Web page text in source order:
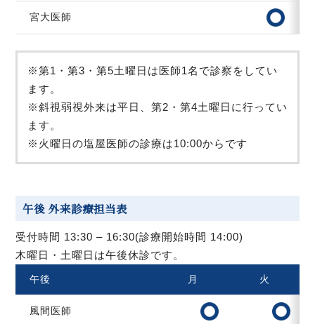
宮大医師
第1・第3・第5土曜日は医師1名で診察をしてい
ます。
斜視弱視外来は平日、第2・第4土曜日に行ってい
ます。
火曜日の塩屋医師の診療は10:00からです
午後 外来診療担当表
受付時間 13:30 – 16:30(診療開始時間 14:00)
木曜日・土曜日は午後休診です。
午後 月 火
風間医師